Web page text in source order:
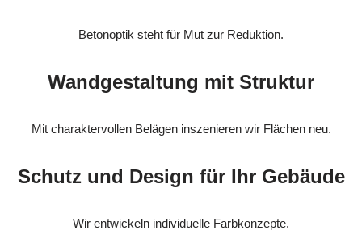
Betonoptik steht für Mut zur Reduktion.
Wandgestaltung mit Struktur
Mit charaktervollen Belägen inszenieren wir Flächen neu.
Schutz und Design für Ihr Gebäude
Wir entwickeln individuelle Farbkonzepte.